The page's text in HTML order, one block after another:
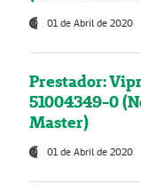
01 de Abril de 2020
Prestador:
51004349-0
Master)
01 de Abril de 2020